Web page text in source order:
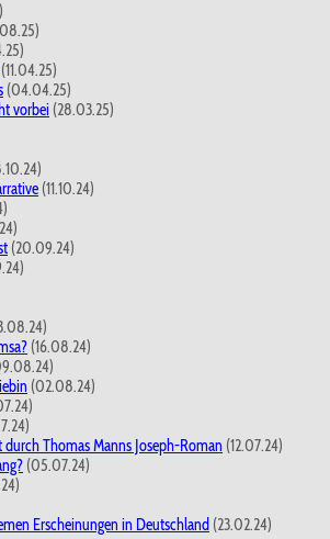
(11.04.25)
(04.04.25)
vorbei (28.03.25)
(11.10.24)
(20.09.24)
(16.08.24)
(02.08.24)
Thomas Manns Joseph-Roman (12.07.24)
(05.07.24)
Erscheinungen in Deutschland (23.02.24)